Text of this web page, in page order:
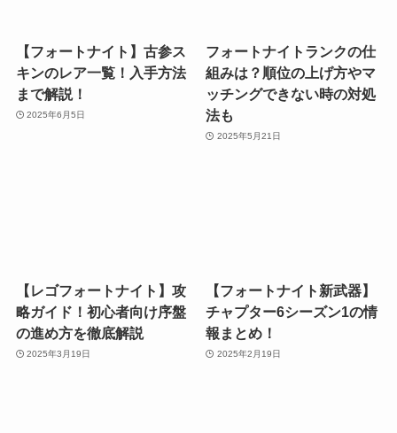
【フォートナイト】古参ス
キンのレア一覧！入手方法
まで解説！
2025年6月5日
フォートナイトランクの仕
組みは？順位の上げ方やマ
ッチングできない時の対処
法も
2025年5月21日
【レゴフォートナイト】攻
略ガイド！初心者向け序盤
の進め方を徹底解説
2025年3月19日
【フォートナイト新武器】
チャプター6シーズン1の情
報まとめ！
2025年2月19日